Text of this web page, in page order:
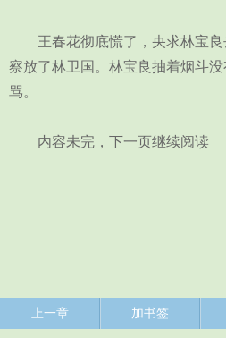
王春花彻底慌了，央求林宝良
察放了林卫国。林宝良抽着烟斗
骂。
内容未完，下一页继续阅读
上一章 加书签